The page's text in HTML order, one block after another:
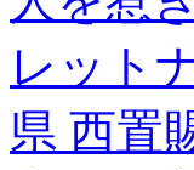
レット
県 西置